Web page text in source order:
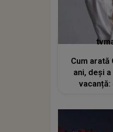
Cum arată
ani, deși
vacanță: